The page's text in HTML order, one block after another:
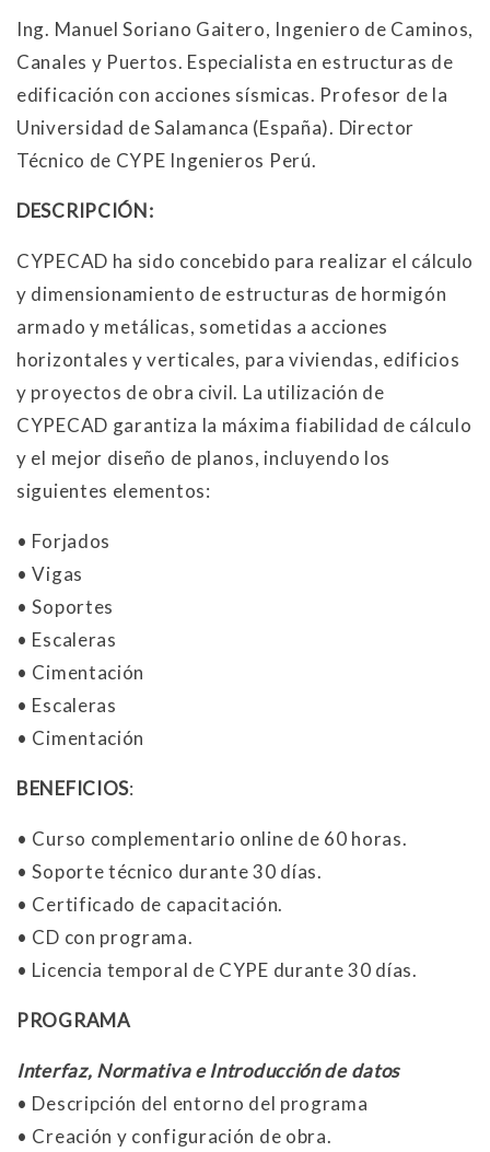
Ing. Manuel Soriano Gaitero, Ingeniero de Caminos,
Canales y Puertos. Especialista en estructuras de
edificación con acciones sísmicas. Profesor de la
Universidad de Salamanca (España). Director
Técnico de CYPE Ingenieros Perú.
DESCRIPCIÓN:
CYPECAD ha sido concebido para realizar el cálculo
y dimensionamiento de estructuras de hormigón
armado y metálicas, sometidas a acciones
horizontales y verticales, para viviendas, edificios
y proyectos de obra civil. La utilización de
CYPECAD garantiza la máxima fiabilidad de cálculo
y el mejor diseño de planos, incluyendo los
siguientes elementos:
• Forjados
• Vigas
• Soportes
• Escaleras
• Cimentación
• Escaleras
• Cimentación
BENEFICIOS:
• Curso complementario online de 60 horas.
• Soporte técnico durante 30 días.
• Certificado de capacitación.
• CD con programa.
• Licencia temporal de CYPE durante 30 días.
PROGRAMA
Interfaz, Normativa e Introducción de datos
• Descripción del entorno del programa
• Creación y configuración de obra.